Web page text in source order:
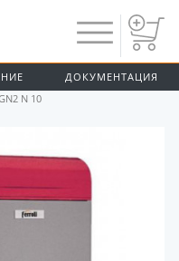
ДОКУМЕНТАЦИЯ
N 10